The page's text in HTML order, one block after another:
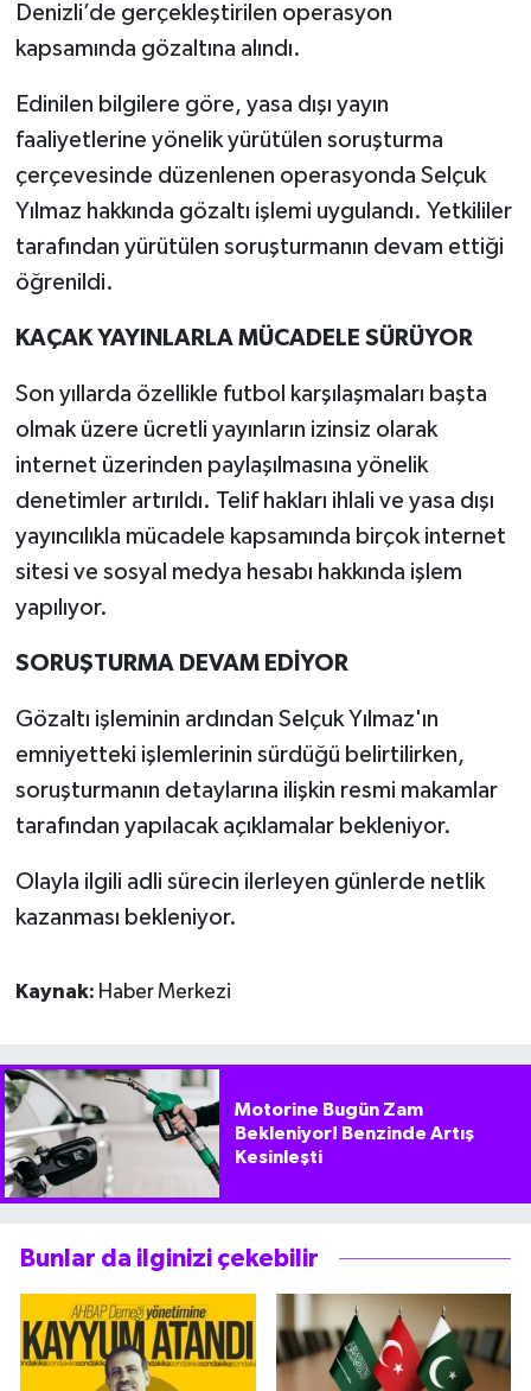
Denizli’de gerçekleştirilen operasyon
kapsamında gözaltına alındı.
Edinilen bilgilere göre, yasa dışı yayın
faaliyetlerine yönelik yürütülen soruşturma
çerçevesinde düzenlenen operasyonda Selçuk
Yılmaz hakkında gözaltı işlemi uygulandı. Yetkililer
tarafından yürütülen soruşturmanın devam ettiği
öğrenildi.
KAÇAK YAYINLARLA MÜCADELE SÜRÜYOR
Son yıllarda özellikle futbol karşılaşmaları başta
olmak üzere ücretli yayınların izinsiz olarak
internet üzerinden paylaşılmasına yönelik
denetimler artırıldı. Telif hakları ihlali ve yasa dışı
yayıncılıkla mücadele kapsamında birçok internet
sitesi ve sosyal medya hesabı hakkında işlem
yapılıyor.
SORUŞTURMA DEVAM EDİYOR
Gözaltı işleminin ardından Selçuk Yılmaz'ın
emniyetteki işlemlerinin sürdüğü belirtilirken,
soruşturmanın detaylarına ilişkin resmi makamlar
tarafından yapılacak açıklamalar bekleniyor.
Olayla ilgili adli sürecin ilerleyen günlerde netlik
kazanması bekleniyor.
Kaynak: Haber Merkezi
Motorine Bugün Zam
Bekleniyor! Benzinde Artış
Kesinleşti
Bunlar da ilginizi çekebilir